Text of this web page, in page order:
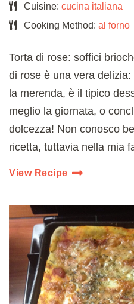
Cuisine: cucina italiana
Cooking Method: al forno
Torta di rose: soffici
di rose è una vera
la merenda, è il tipico
meglio la giornata, o
dolcezza! Non conosco
ricetta, tuttavia nella mia
View Recipe